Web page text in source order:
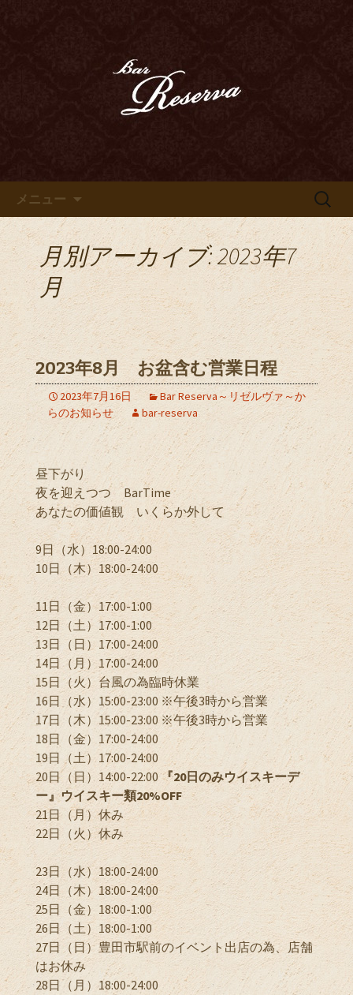
豊田市、豊田駅近くのオーセン
ティックバー「Bar Reserva～
リゼルヴァ～」のブログ
ゆくまでお愉しみいただけます
メニュー
検
月別アーカイブ: 2023年7
月
2023年8月 お盆含む営業日程
2023年7月16日
Bar Reserva～リゼルヴァ～か
らのお知らせ
bar-reserva
昼下がり
夜を迎えつつ BarTime
あなたの価値観 いくらか外して
9日（水）18:00-24:00
10日（木）18:00-24:00
11日（金）17:00-1:00
12日（土）17:00-1:00
13日（日）17:00-24:00
14日（月）17:00-24:00
15日（火）台風の為臨時休業
16日（水）15:00-23:00 ※午後3時から営業
17日（木）15:00-23:00 ※午後3時から営業
18日（金）17:00-24:00
19日（土）17:00-24:00
20日（日）14:00-22:00 『20日のみウイスキーデ
ー』ウイスキー類20%OFF
21日（月）休み
22日（火）休み
23日（水）18:00-24:00
24日（木）18:00-24:00
25日（金）18:00-1:00
26日（土）18:00-1:00
27日（日）豊田市駅前のイベント出店の為、店舗
はお休み
28日（月）18:00-24:00